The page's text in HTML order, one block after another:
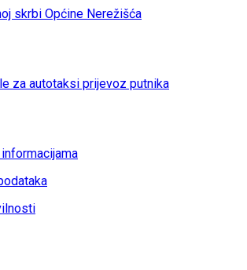
skrbi Općine Nerežišća
za autotaksi prijevoz putnika